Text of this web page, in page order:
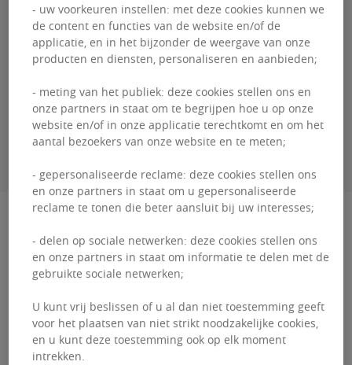
BertrandCOTARD
CONTACTEER MIJ
Beschrijving
M10 is gelegen in de buurt van de Europese
instellingen en heeft alles wat een modern,
comfortabel en duurzaam kantoor nodig heeft.
Montoyer 10 is ee...
M10
- uw voorkeuren instellen: met deze cookies kunnen we
de content en functies van de website en/of de
applicatie, en in het bijzonder de weergave van onze
producten en diensten, personaliseren en aanbieden;
- meting van het publiek: deze cookies stellen ons en
onze partners in staat om te begrijpen hoe u op onze
website en/of in onze applicatie terechtkomt en om het
aantal bezoekers van onze website en te meten;
- gepersonaliseerde reclame: deze cookies stellen ons
en onze partners in staat om u gepersonaliseerde
reclame te tonen die beter aansluit bij uw interesses;
- delen op sociale netwerken: deze cookies stellen ons
en onze partners in staat om informatie te delen met de
gebruikte sociale netwerken;
U kunt vrij beslissen of u al dan niet toestemming geeft
voor het plaatsen van niet strikt noodzakelijke cookies,
en u kunt deze toestemming ook op elk moment
intrekken.